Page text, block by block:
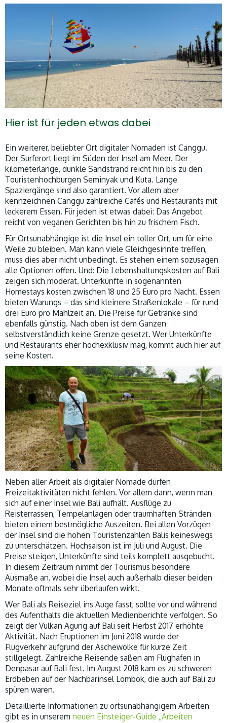
Hier ist für jeden etwas dabei
Ein weiterer, beliebter Ort digitaler Nomaden ist Canggu.
Der Surferort liegt im Süden der Insel am Meer. Der
kilometerlange, dunkle Sandstrand reicht hin bis zu den
Touristenhochburgen Seminyak und Kuta. Lange
Spaziergänge sind also garantiert. Vor allem aber
kennzeichnen Canggu zahlreiche Cafés und Restaurants mit
leckerem Essen. Für jeden ist etwas dabei: Das Angebot
reicht von veganen Gerichten bis hin zu frischem Fisch.
Für Ortsunabhängige ist die Insel ein toller Ort, um für eine
Weile zu bleiben. Man kann viele Gleichgesinnte treffen,
muss dies aber nicht unbedingt. Es stehen einem sozusagen
alle Optionen offen. Und: Die Lebenshaltungskosten auf Bali
zeigen sich moderat. Unterkünfte in sogenannten
Homestays kosten zwischen 18 und 25 Euro pro Nacht. Essen
bieten Warungs – das sind kleinere Straßenlokale – für rund
drei Euro pro Mahlzeit an. Die Preise für Getränke sind
ebenfalls günstig. Nach oben ist dem Ganzen
selbstverständlich keine Grenze gesetzt. Wer Unterkünfte
und Restaurants eher hochexklusiv mag, kommt auch hier auf
seine Kosten.
Neben aller Arbeit als digitaler Nomade dürfen
Freizeitaktivitäten nicht fehlen. Vor allem dann, wenn man
sich auf einer Insel wie Bali aufhält. Ausflüge zu
Reisterrassen, Tempelanlagen oder traumhaften Stränden
bieten einem bestmögliche Auszeiten. Bei allen Vorzügen
der Insel sind die hohen Touristenzahlen Balis keineswegs
zu unterschätzen. Hochsaison ist im Juli und August. Die
Preise steigen, Unterkünfte sind teils komplett ausgebucht.
In diesem Zeitraum nimmt der Tourismus besondere
Ausmaße an, wobei die Insel auch außerhalb dieser beiden
Monate oftmals sehr überlaufen wirkt.
Wer Bali als Reiseziel ins Auge fasst, sollte vor und während
des Aufenthalts die aktuellen Medienberichte verfolgen. So
zeigt der Vulkan Agung auf Bali seit Herbst 2017 erhöhte
Aktivität. Nach Eruptionen im Juni 2018 wurde der
Flugverkehr aufgrund der Aschewolke für kurze Zeit
stillgelegt. Zahlreiche Reisende saßen am Flughafen in
Denpasar auf Bali fest. Im August 2018 kam es zu schweren
Erdbeben auf der Nachbarinsel Lombok, die auch auf Bali zu
spüren waren.
Detaillierte Informationen zu ortsunabhängigem Arbeiten
gibt es in unserem neuen Einsteiger-Guide „Arbeiten